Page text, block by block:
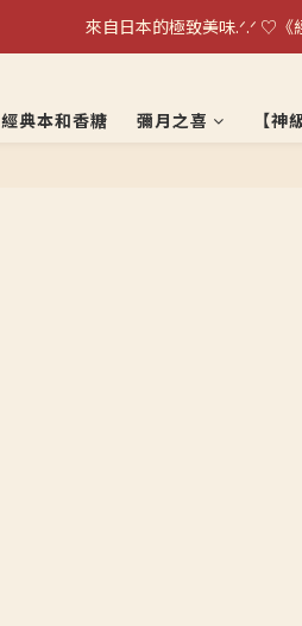
單日銷量破千盒！！日本超夯
來自日本的極致美味.ᐟ.ᐟ ♡
經典本和香糖 彌月之喜 【神